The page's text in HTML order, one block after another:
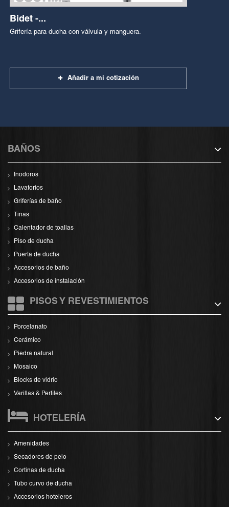
Bidet -...
Grifería para ducha con válvula y manguera.
Añadir a mi cotización
BAÑOS
Inodoros
Lavatorios
Griferías de baño
Tinas
Calentador de toallas
Piso de ducha
Puerta de ducha
Accesorios de baño
Accesorios de instalación
PISOS Y REVESTIMIENTOS
Porcelanato
Cerámico
Piedra natural
Mosaico
Blocks de vidrio
Varillas & Perfiles
HOTELERÍA
Amenidades
Secadores de pelo
Cortinas de ducha
Tubo curvo de ducha
Accesorios hoteleros